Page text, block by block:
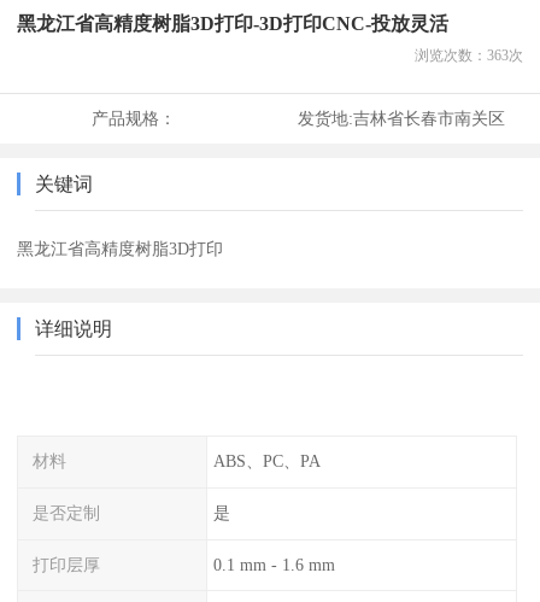
黑龙江省高精度树脂3D打印-3D打印CNC-投放灵活
浏览次数： 363次
产品规格： 发货地:吉林省长春市南关区
关键词
黑龙江省高精度树脂3D打印
详细说明
材料 ABS、PC、PA
是否定制 是
打印层厚 0.1 mm - 1.6 mm